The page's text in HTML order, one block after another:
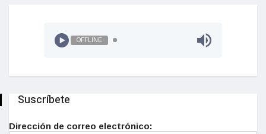
OFFLINE
Suscríbete
Dirección de correo electrónico: